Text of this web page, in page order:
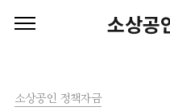
소상공
소상공인 정책자금